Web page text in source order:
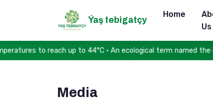
Ýaş tebigatçy
Home
Us
to reach up to 44°C • An ecological term named the
Media